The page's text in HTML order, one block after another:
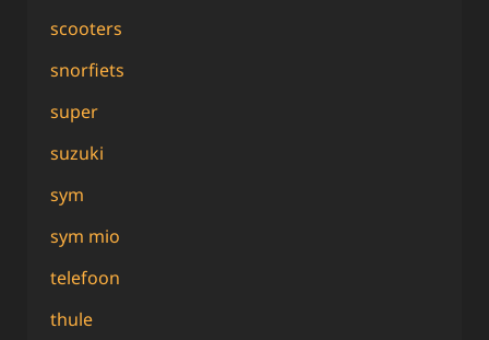
scooters
snorfiets
super
suzuki
sym
sym mio
telefoon
thule